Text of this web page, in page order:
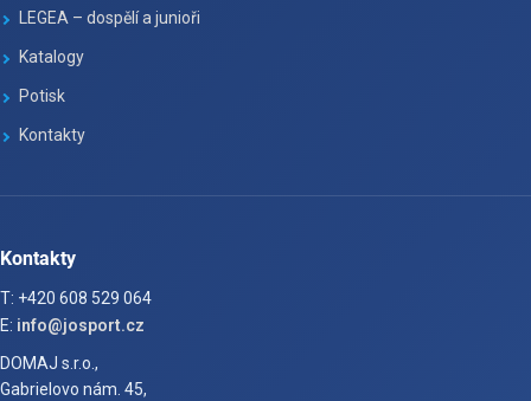
LEGEA – dospělí a junioři
Katalogy
Potisk
Kontakty
Kontakty
T: +420 608 529 064
E: info@josport.cz
DOMAJ s.r.o.,
Gabrielovo nám. 45,